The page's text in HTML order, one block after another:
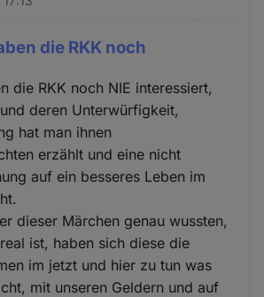
die RKK noch
die RKK noch NIE interessiert,
deren Unterwürfigkeit,
hat man ihnen
erzählt und eine nicht
auf ein besseres Leben im
dieser Märchen genau wussten,
ist, haben sich diese die
im jetzt und hier zu tun was
mit unseren Geldern und auf